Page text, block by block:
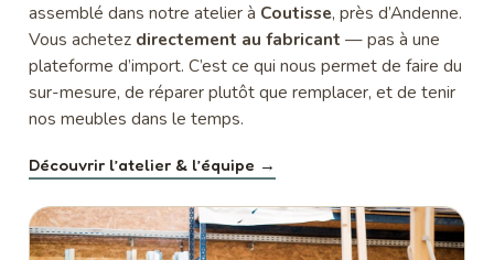
assemblé dans notre atelier à Coutisse, près d’Andenne.
Vous achetez directement au fabricant — pas à une
plateforme d’import. C’est ce qui nous permet de faire du
sur-mesure, de réparer plutôt que remplacer, et de tenir
nos meubles dans le temps.
Découvrir l’atelier & l’équipe →